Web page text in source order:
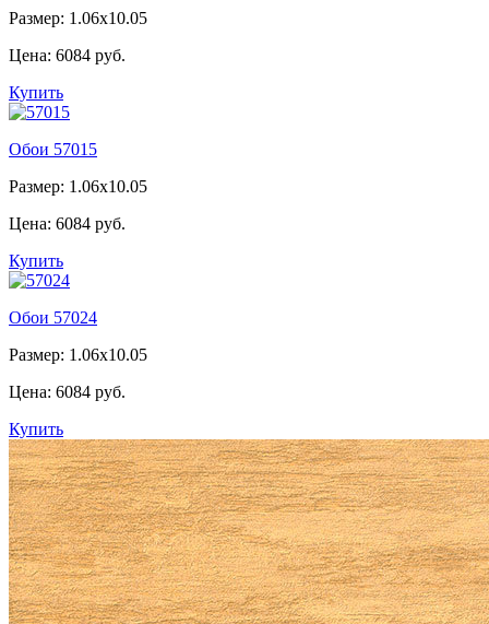
Размер: 1.06x10.05
Цена: 6084 руб.
Купить
Обои 57015
Размер: 1.06x10.05
Цена: 6084 руб.
Купить
Обои 57024
Размер: 1.06x10.05
Цена: 6084 руб.
Купить